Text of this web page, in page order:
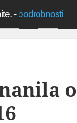
-podrobnosti